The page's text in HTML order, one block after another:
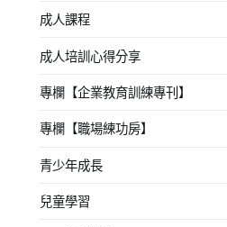
成人課程
成人培訓心得分享
專欄【企業教育訓練專刊】
專欄【職場練功房】
青少年成長
兒童學習